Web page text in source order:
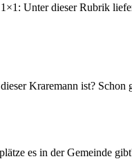
Unter dieser Rubrik
Kraremann ist?
es in der Gemeinde